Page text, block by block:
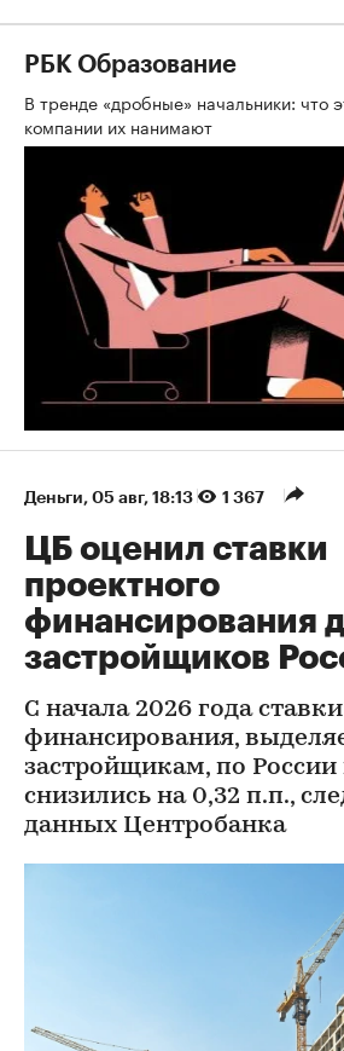
РБК Образование
В тренде «дробные» начальники: что
компании их нанимают
Деньги⁠, 05 авг, 18:13 1 367
ЦБ оценил ставки
проектного
финансирования
застройщиков
С начала 2026 года
финансирования,
застройщикам, по России
снизились на 0,32 п.п.,
данных Центробанка